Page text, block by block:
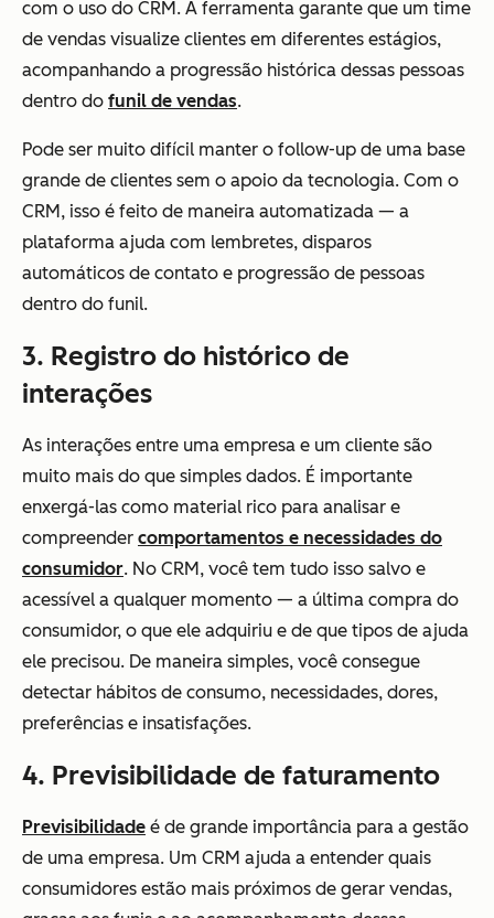
com o uso do CRM. A ferramenta garante que um time
de vendas visualize clientes em diferentes estágios,
acompanhando a progressão histórica dessas pessoas
dentro do funil de vendas.
Pode ser muito difícil manter o follow-up de uma base
grande de clientes sem o apoio da tecnologia. Com o
CRM, isso é feito de maneira automatizada — a
plataforma ajuda com lembretes, disparos
automáticos de contato e progressão de pessoas
dentro do funil.
3. Registro do histórico de
interações
As interações entre uma empresa e um cliente são
muito mais do que simples dados. É importante
enxergá-las como material rico para analisar e
compreender comportamentos e necessidades do
consumidor. No CRM, você tem tudo isso salvo e
acessível a qualquer momento — a última compra do
consumidor, o que ele adquiriu e de que tipos de ajuda
ele precisou. De maneira simples, você consegue
detectar hábitos de consumo, necessidades, dores,
preferências e insatisfações.
4. Previsibilidade de faturamento
Previsibilidade é de grande importância para a gestão
de uma empresa. Um CRM ajuda a entender quais
consumidores estão mais próximos de gerar vendas,